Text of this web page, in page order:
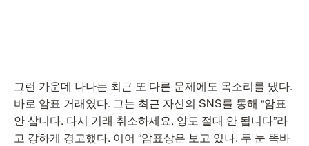
그런 가운데 나나는 최근 또 다른 문제에도 목소리를 냈다.
바로 암표 거래였다. 그는 최근 자신의 SNS를 통해 “암표
안 삽니다. 다시 거래 취소하세요. 양도 절대 안 됩니다”라
고 강하게 경고했다. 이어 “암표상은 보고 있나. 두 눈 똑바